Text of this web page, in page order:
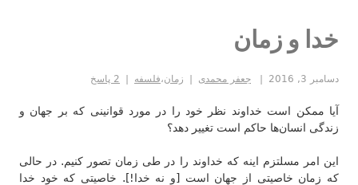
خدا و زمان
دسامبر 3, 2016 جعفر محمدی زمان،فلسفه 2 پاسخ
آیا ممکن است خداوند نظر خود را در مورد قوانینی که بر جهان و
زندگی انسان‌ها حاکم است تغییر دهد؟
این امر مسلتزم اینه که خداوند را در طی زمان تصور کنیم. در حالی
که زمان خاصیتی از جهان است [و نه خدا!]. خاصیتی که خود خدا